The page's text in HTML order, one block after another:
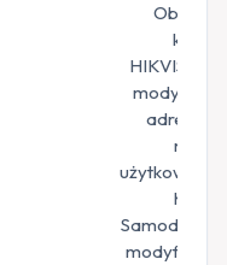
Obsługa
kamer
HIKVISION i
modyfikacji
adresu IP,
nazwy
użytkownika i
hasła.
Samodzielna
modyfikacja